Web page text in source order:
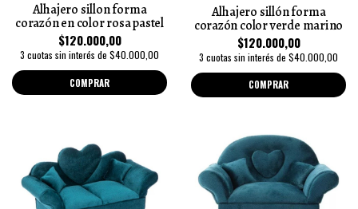
Alhajero sillon forma
corazón en color rosa pastel
$120.000,00
3 cuotas sin interés de $40.000,00
COMPRAR
Alhajero sillón forma
corazón color verde marino
$120.000,00
3 cuotas sin interés de $40.000,00
COMPRAR